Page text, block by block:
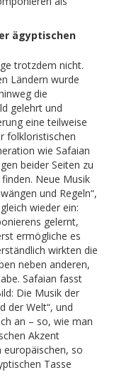
ägyptischen
trotzdem nicht.
Ländern wurde
die
gelehrt und
eine teilweise
folkloristischen
wie Safaian
beider Seiten zu
Neue Musik
und Regeln“,
wieder ein:
gelernt,
ermögliche es
wirkten die
neben anderen,
Safaian fasst
Die Musik der
der Welt“, und
an – so, wie man
Akzent
europäischen, so
Tasse